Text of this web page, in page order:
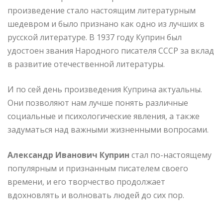
произведение стало настоящим литературным
шедевром и было признано как одно из лучших в
русской литературе. В 1937 году Куприн был
удостоен звания Народного писателя СССР за вклад
в развитие отечественной литературы.
И по сей день произведения Куприна актуальны.
Они позволяют нам лучше понять различные
социальные и психологические явления, а также
задуматься над важными жизненными вопросами.
Александр Иванович Куприн стал по-настоящему
популярным и признанным писателем своего
времени, и его творчество продолжает
вдохновлять и волновать людей до сих пор.